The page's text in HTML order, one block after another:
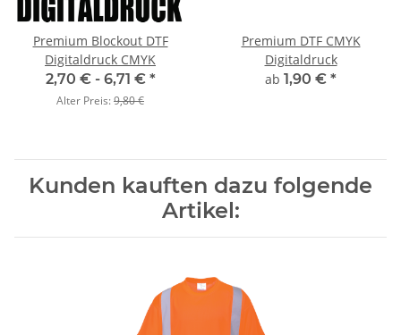
Premium Blockout DTF
Digitaldruck CMYK
2,70 € - 6,71 € *
Alter Preis:9,80 €
Premium DTF CMYK
Digitaldruck
ab 1,90 € *
Kunden kauften dazu folgende
Artikel: